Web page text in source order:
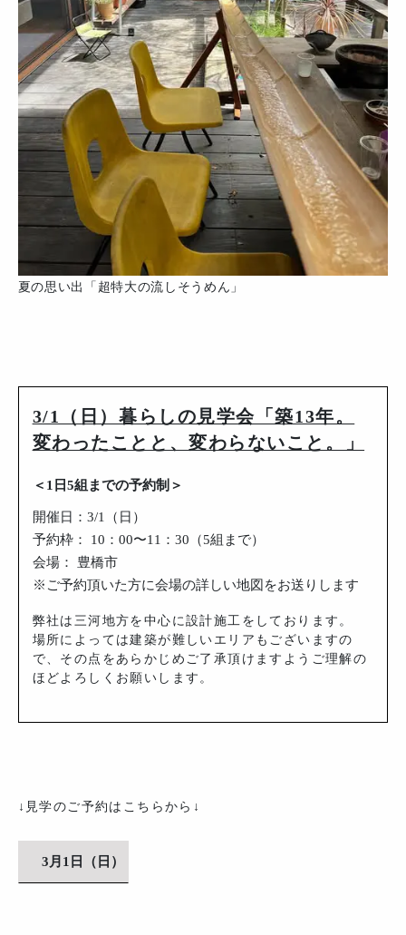
夏の思い出「超特大の流しそうめん」
3/1（日）暮らしの見学会「築13年。
変わったことと、変わらないこと。」
＜1日5組までの予約制＞
開催日：3/1（日）
予約枠： 10：00〜11：30（5組まで）
会場： 豊橋市
※ご予約頂いた方に会場の詳しい地図をお送りします
弊社は三河地方を中心に設計施工をしております。
場所によっては建築が難しいエリアもございますの
で、その点をあらかじめご了承頂けますようご理解の
ほどよろしくお願いします。
↓見学のご予約はこちらから↓
3月1日（日）